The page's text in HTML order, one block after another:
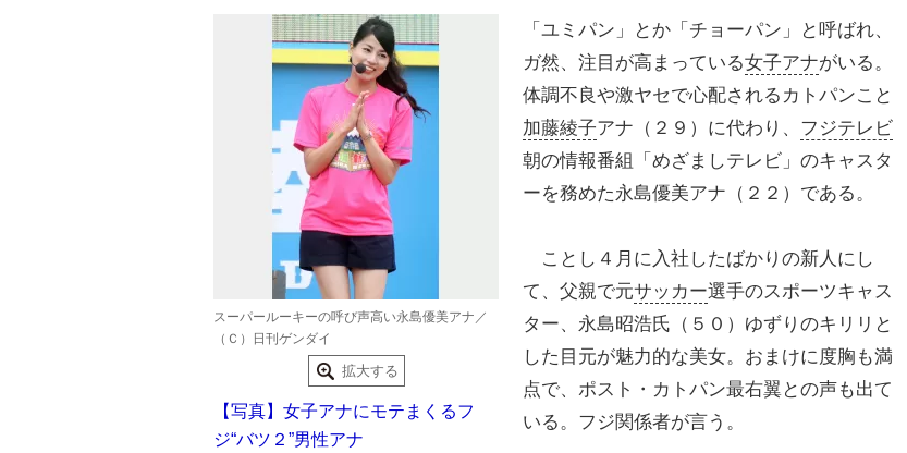
スーパールーキーの呼び声高い永島優美アナ／
（Ｃ）日刊ゲンダイ
拡大する
【写真】女子アナにモテまくるフ
ジ“バツ２”男性アナ
「ユミパン」とか「チョーパン」と呼ばれ、
ガ然、注目が高まっている女子アナがいる。
体調不良や激ヤセで心配されるカトパンこと
加藤綾子アナ（２９）に代わり、 フジテレビ
朝の情報番組「めざましテレビ」のキャスタ
ーを務めた永島優美アナ（２２）である。
ことし４月に入社したばかりの新人にし
て、父親で元サッカー選手のスポーツキャス
ター、永島昭浩氏（５０）ゆずりのキリリと
した目元が魅力的な美女。おまけに度胸も満
点で、ポスト・カトパン最右翼との声も出て
いる。フジ関係者が言う。